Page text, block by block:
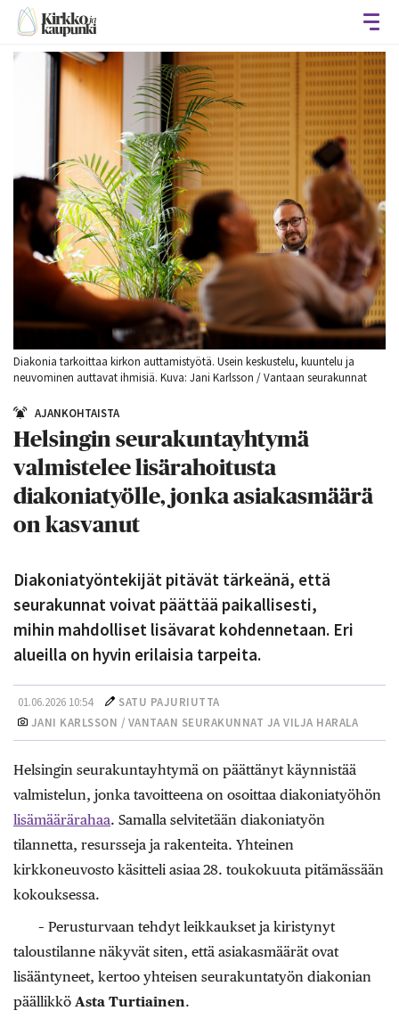
Diakonia tarkoittaa kirkon auttamistyötä. Usein keskustelu, kuuntelu ja
neuvominen auttavat ihmisiä. Kuva: Jani Karlsson / Vantaan seurakunnat
AJANKOHTAISTA
Helsingin seurakuntayhtymä
valmistelee lisärahoitusta
diakoniatyölle, jonka asiakasmäärä
on kasvanut
Diakoniatyöntekijät pitävät tärkeänä, että
seurakunnat voivat päättää paikallisesti,
mihin mahdolliset lisävarat kohdennetaan. Eri
alueilla on hyvin erilaisia tarpeita.
01.06.2026 10:54
SATU PAJURIUTTA
JANI KARLSSON / VANTAAN SEURAKUNNAT JA VILJA HARALA
Helsingin seurakuntayhtymä on päättänyt käynnistää
valmistelun, jonka tavoitteena on osoittaa diakoniatyöhön
lisämäärärahaa. Samalla selvitetään diakoniatyön
tilannetta, resursseja ja rakenteita. Yhteinen
kirkkoneuvosto käsitteli asiaa28. toukokuuta pitämässään
kokouksessa.
– Perusturvaan tehdyt leikkaukset ja kiristynyt
taloustilanne näkyvät siten, että asiakasmäärät ovat
lisääntyneet, kertoo yhteisen seurakuntatyön diakonian
päällikkö Asta Turtiainen.